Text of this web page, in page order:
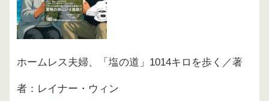
ホームレス夫婦、「塩の道」1014キロを歩く／著
者：レイナー・ウィン